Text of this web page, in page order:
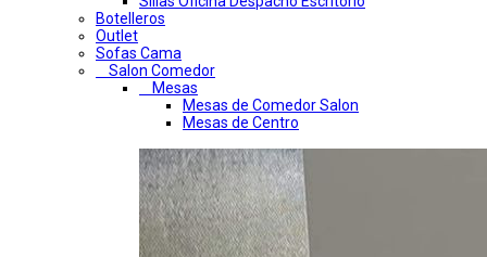
Botelleros
Outlet
Sofas Cama
Salon Comedor
Mesas
Mesas de Comedor Salon
Mesas de Centro